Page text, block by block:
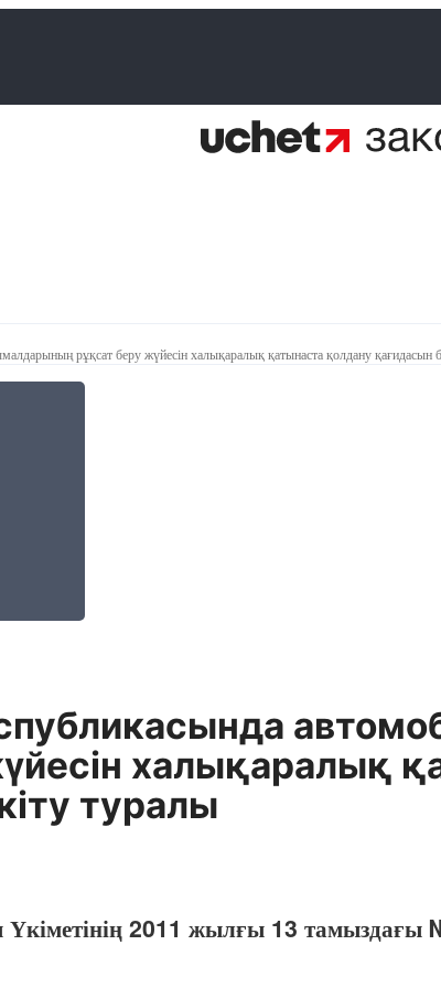
рұқсат беру жүйесін халықаралық қатынаста қолдану қағидасын
халықаралық
туралы
Үкіметінің 2011 жылғы 13